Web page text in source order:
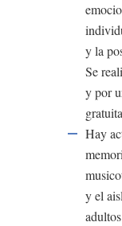
y la
Se
y por
Hay
y el